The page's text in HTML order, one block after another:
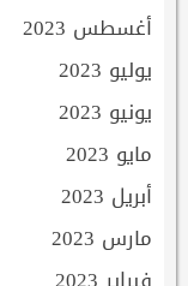
أغسطس 2023
يوليو 2023
يونيو 2023
مايو 2023
أبريل 2023
مارس 2023